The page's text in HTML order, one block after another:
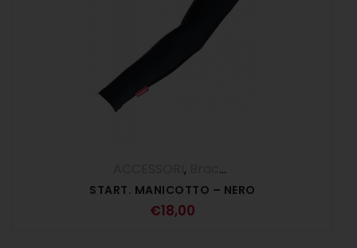
,
START. MANICOTTO – NERO
€18,00